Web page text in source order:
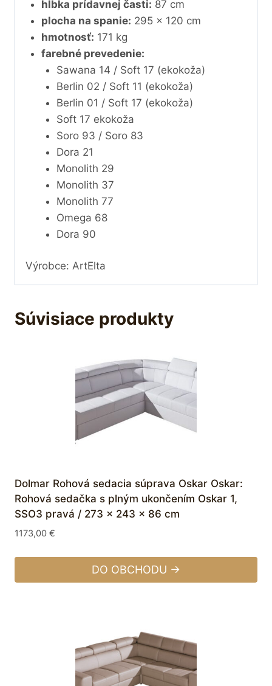
hĺbka prídavnej časti: 87 cm
plocha na spanie: 295 x 120 cm
hmotnosť: 171 kg
farebné prevedenie:
Sawana 14 / Soft 17 (ekokoža)
Berlin 02 / Soft 11 (ekokoža)
Berlin 01 / Soft 17 (ekokoža)
Soft 17 ekokoža
Soro 93 / Soro 83
Dora 21
Monolith 29
Monolith 37
Monolith 77
Omega 68
Dora 90
Výrobce: ArtElta
Súvisiace produkty
Dolmar Rohová sedacia súprava Oskar Oskar:
Rohová sedačka s plným ukončením Oskar 1,
SSO3 pravá / 273 x 243 x 86 cm
1173,00 €
DO OBCHODU →